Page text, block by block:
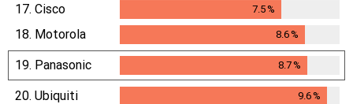
17. Cisco 7.5%
18. Motorola 8.6%
8.6%
19. Panasonic 8.7%
8.7%
20. Ubiquiti 9.6%